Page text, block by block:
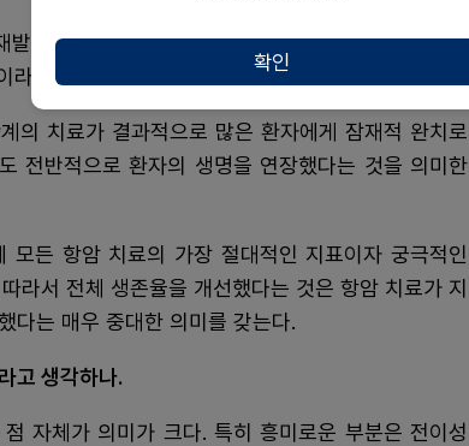
이 일어난 뒤에는 종양의 생물학적 특성이 변해 환
면 OS의 혜택이 없다고 봐야 한다.
의 치료가 결과적으로 많은 환자에게 잠재적 완치로
전반적으로 환자의 생명을 연장했다는 것을 의미한
모든 항암 치료의 가장 절대적인 지표이자 궁극적인
라서 전체 생존율을 개선했다는 것은 항암 치료가 지
다는 매우 중대한 의미를 갖는다.
고 생각하나.
자체가 의미가 크다. 특히 흥미로운 부분은 전이성
확인